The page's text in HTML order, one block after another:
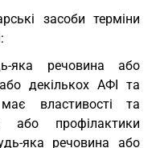
засоби терміни
яка речовина або
декількох АФІ та
властивості та
або профілактики
яка речовина або